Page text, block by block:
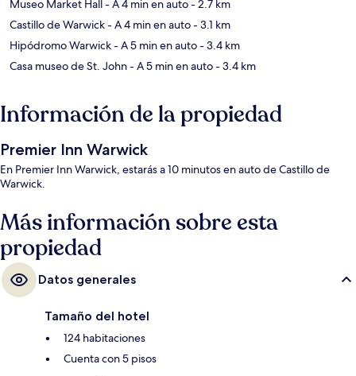
Museo Market Hall - A 4 min en auto- 2.7 km
Castillo de Warwick- A 4 min en auto- 3.1 km
Hipódromo Warwick- A 5 min en auto- 3.4 km
Casa museo de St. John- A 5 min en auto- 3.4 km
Información de la propiedad
Premier Inn Warwick
En Premier Inn Warwick, estarás a 10 minutos en auto de Castillo de
Warwick.
Más información sobre esta
propiedad
Datos generales
Tamaño del hotel
124 habitaciones
Cuenta con 5 pisos